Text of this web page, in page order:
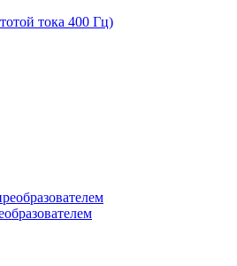
тока 400 Гц)